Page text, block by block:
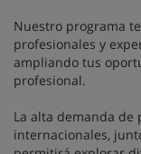
Nuestro programa
profesionales y
ampliando tus
profesional.
La alta demanda de
internacionales,